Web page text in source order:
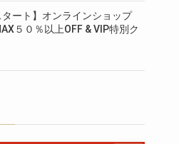
タート】オンラインショップ
５０％以上OFF & VIP特別ク